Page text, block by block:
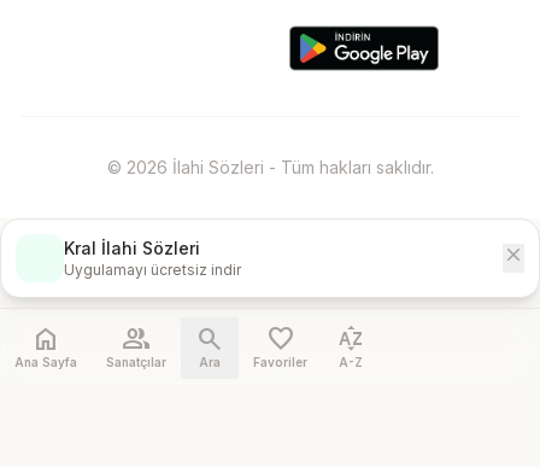
© 2026 İlahi Sözleri - Tüm hakları saklıdır.
Kral İlahi Sözleri
Uygulamayı ücretsiz indir
close
home
Ana Sayfa
people
Sanatçılar
search
Ara
favorite
Favoriler
sort_by_alpha
A-Z